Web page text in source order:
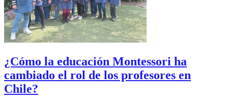
¿Cómo la educación Montessori ha
cambiado el rol de los profesores en
Chile?